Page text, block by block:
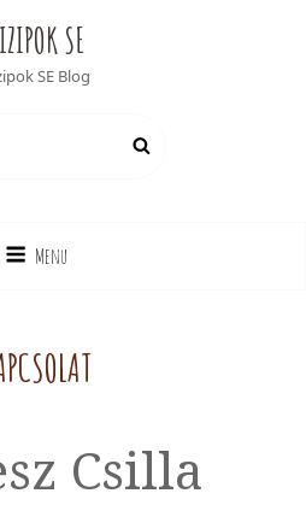
SE
SE Blog
Search
Menu
Csilla